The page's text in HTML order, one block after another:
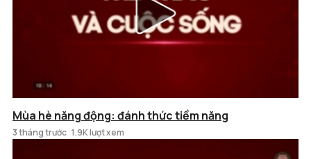
Mùa hè năng động: đánh thức tiềm năng
3 tháng trước 1.9K lượt xem